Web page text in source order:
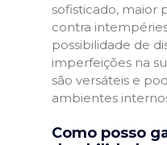
sofisticado, maior
contra
possibilidade de
imperfeições na
são versáteis e
ambientes
Como posso